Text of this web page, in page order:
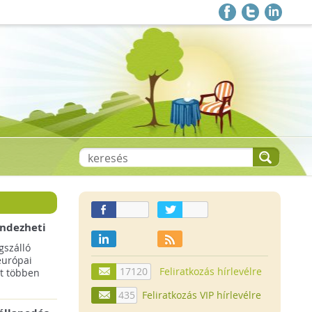
többen
17120
Feliratkozás hírlevélre
435
Feliratkozás VIP hírlevélre